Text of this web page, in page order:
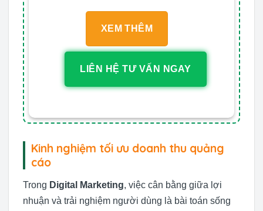
XEM THÊM
LIÊN HỆ TƯ VẤN NGAY
Kinh nghiệm tối ưu doanh thu quảng
cáo
Trong Digital Marketing, việc cân bằng giữa lợi
nhuận và trải nghiệm người dùng là bài toán sống